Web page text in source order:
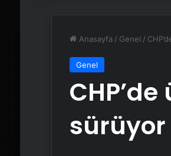
Anasayfa / Genel /
Genel
sürüyor